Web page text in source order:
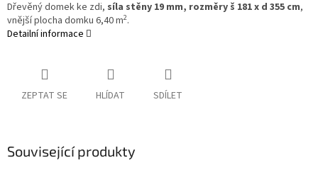
Dřevěný domek ke zdi, síla stěny 19 mm, rozměry š 181 x d 355 cm,
vnější plocha domku 6,40 m2.
Detailní informace
ZEPTAT SE HLÍDAT SDÍLET
Související produkty